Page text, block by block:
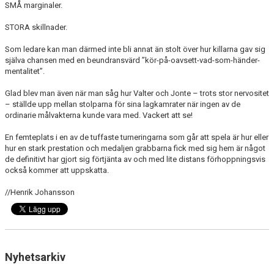
SMÅ marginaler.
STORA skillnader.
Som ledare kan man därmed inte bli annat än stolt över hur killarna gav sig
själva chansen med en beundransvärd ”kör-på-oavsett-vad-som-händer-
mentalitet”.
Glad blev man även när man såg hur Valter och Jonte – trots stor nervositet
– ställde upp mellan stolparna för sina lagkamrater när ingen av de
ordinarie målvakterna kunde vara med. Vackert att se!
En femteplats i en av de tuffaste turneringarna som går att spela är hur eller
hur en stark prestation och medaljen grabbarna fick med sig hem är något
de definitivt har gjort sig förtjänta av och med lite distans förhoppningsvis
också kommer att uppskatta.
//Henrik Johansson
Nyhetsarkiv